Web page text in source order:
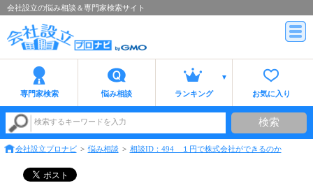
会社設立の悩み相談＆専門家検索サイト
専門家検索 悩み相談 ランキング お気に入り
検索するキーワードを入力 検索
会社設立プロナビ 悩み相談 相談ID：494 １円で株式会社ができるのか